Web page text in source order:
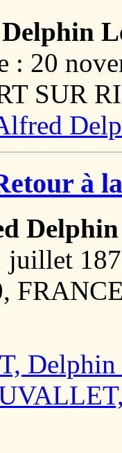
: 20
SUR
à
Delphin
juillet
Delphin